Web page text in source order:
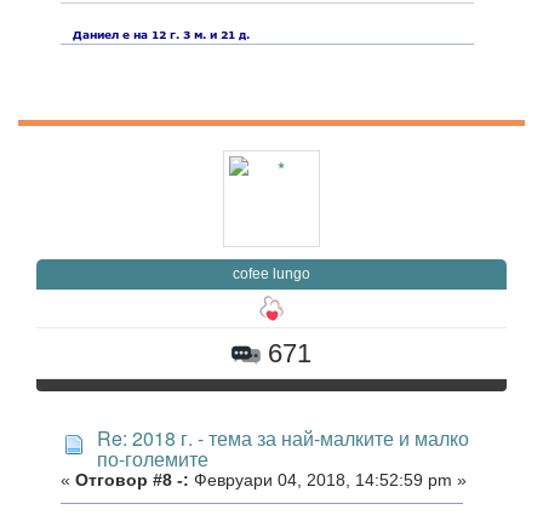
cofee lungo
671
Re: 2018 г. - тема за най-малките и малко
по-големите
« Отговор #8 -: Февруари 04, 2018, 14:52:59 pm »